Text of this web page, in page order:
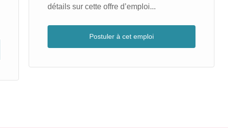
détails sur cette offre d’emploi...
Postuler à cet emploi